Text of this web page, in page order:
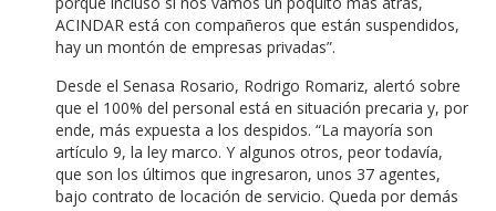
ACINDAR está con compañeros que están suspendidos,
hay un montón de empresas privadas”.
Desde el Senasa Rosario, Rodrigo Romariz, alertó sobre
que el 100% del personal está en situación precaria y, por
ende, más expuesta a los despidos. “La mayoría son
artículo 9, la ley marco. Y algunos otros, peor todavía,
que son los últimos que ingresaron, unos 37 agentes,
bajo contrato de locación de servicio. Queda por demás